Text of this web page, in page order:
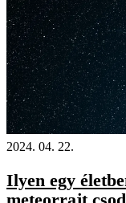
2024. 04. 22.
Ilyen egy